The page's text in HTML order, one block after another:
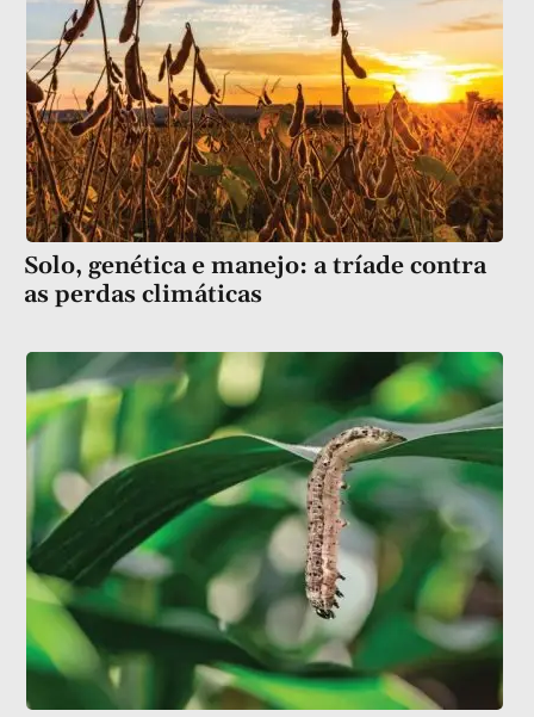
Solo, genética e manejo: a tríade contra
as perdas climáticas